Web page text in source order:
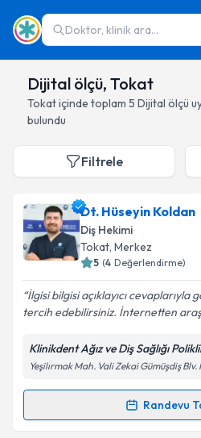
Doktor, klinik ara...
Dijital ölçü, Tokat
Tokatiçinde toplam 5 Dijital ölçü
bulundu
Filtrele
Dt. Hüseyin Koldan
Diş Hekimi
Tokat, Merkez
5 (4 Değerlendirme)
İlgisi bilgisi açıklayıcı cevaplarıyla
tercih edebilirsiniz. İnternetten
Klinikdent Ağız ve Diş Sağlığı
Yeşilırmak Mah. Vali Zekai Gümüşdiş Blv.
Randevu
Randevu Takvimi